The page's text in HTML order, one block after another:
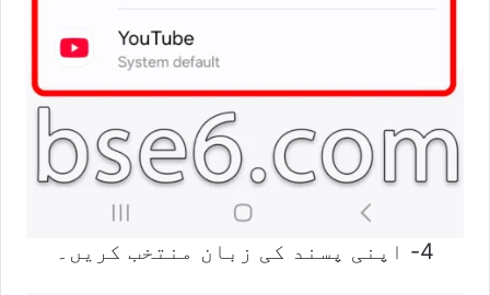
4- اپنی پسند کی زبان منتخب کریں۔